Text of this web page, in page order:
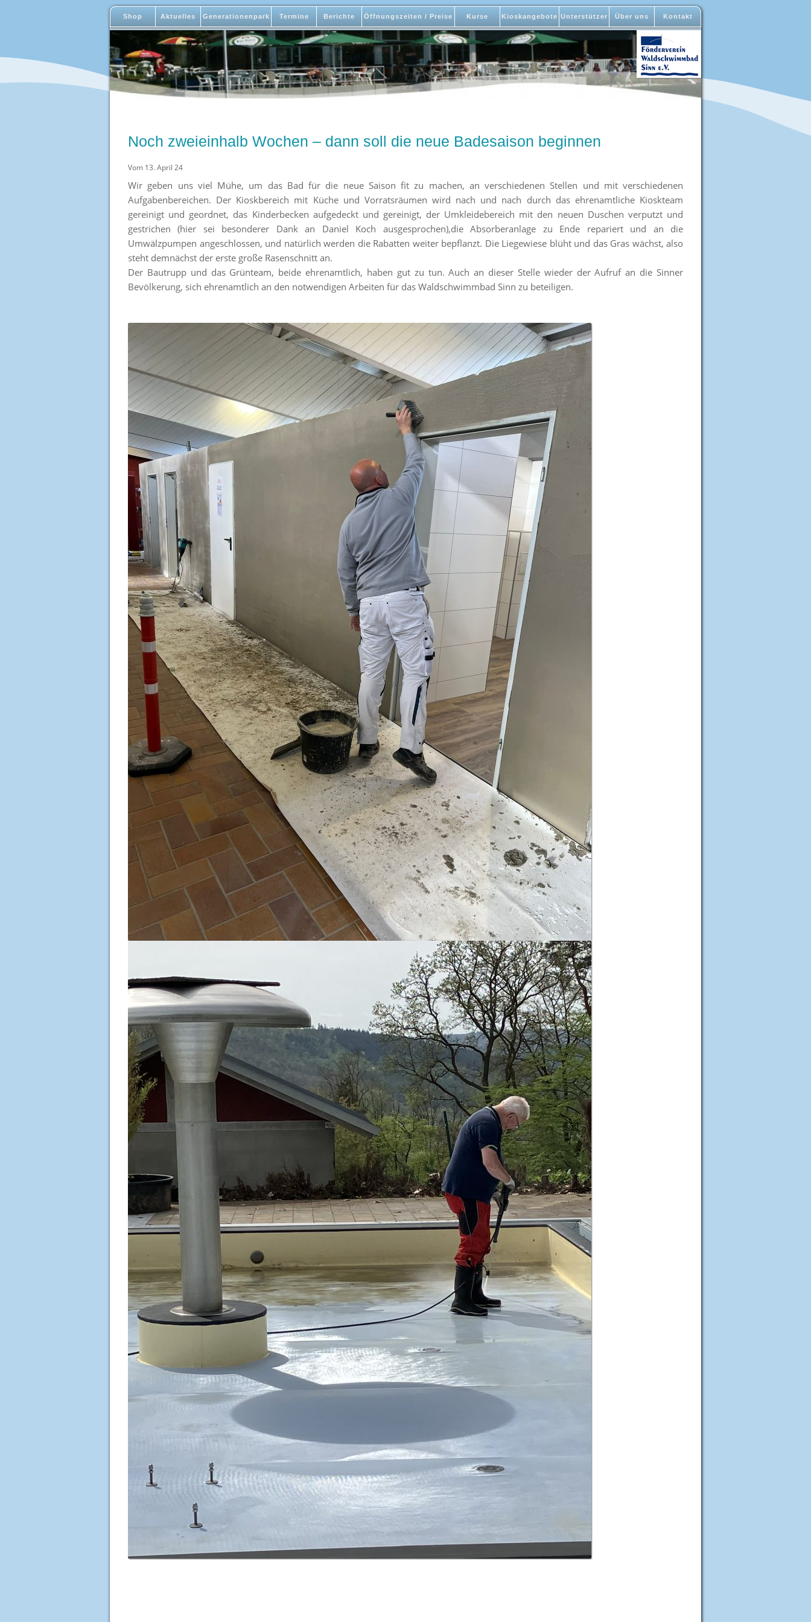
Shop Aktuelles Generationenpark Termine Berichte Öffnungszeiten / Preise Kurse Kioskangebote Unterstützer Über uns Kontakt
Noch zweieinhalb Wochen – dann soll die neue Badesaison beginnen
Vom 13. April 24
Wir geben uns viel Mühe, um das Bad für die neue Saison fit zu machen, an verschiedenen Stellen und mit verschiedenen
Aufgabenbereichen. Der Kioskbereich mit Küche und Vorratsräumen wird nach und nach durch das ehrenamtliche Kioskteam
gereinigt und geordnet, das Kinderbecken aufgedeckt und gereinigt, der Umkleidebereich mit den neuen Duschen verputzt und
gestrichen (hier sei besonderer Dank an Daniel Koch ausgesprochen),die Absorberanlage zu Ende repariert und an die
Umwälzpumpen angeschlossen, und natürlich werden die Rabatten weiter bepflanzt. Die Liegewiese blüht und das Gras wächst, also
steht demnächst der erste große Rasenschnitt an.
Der Bautrupp und das Grünteam, beide ehrenamtlich, haben gut zu tun. Auch an dieser Stelle wieder der Aufruf an die Sinner
Bevölkerung, sich ehrenamtlich an den notwendigen Arbeiten für das Waldschwimmbad Sinn zu beteiligen.